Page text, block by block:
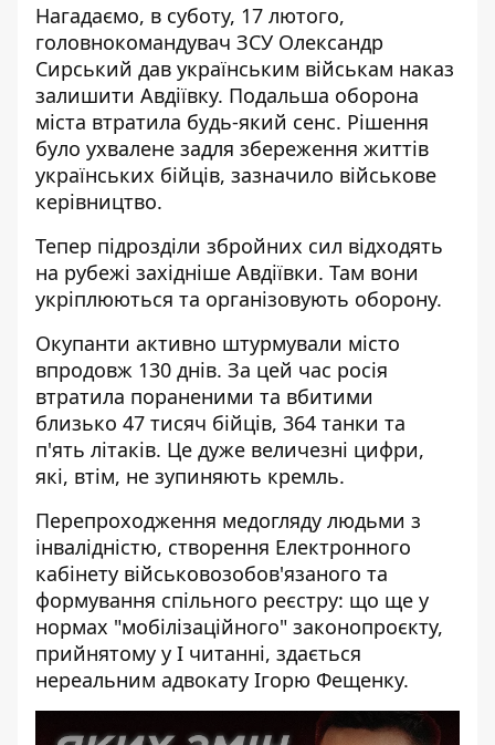
Нагадаємо, в суботу, 17 лютого,
головнокомандувач ЗСУ Олександр
Сирський дав українським військам наказ
залишити Авдіївку. Подальша оборона
міста втратила будь-який сенс. Рішення
було ухвалене задля збереження життів
українських бійців, зазначило військове
керівництво.
Тепер підрозділи збройних сил відходять
на рубежі західніше Авдіївки. Там вони
укріплюються та організовують оборону.
Окупанти активно штурмували місто
впродовж 130 днів. За цей час росія
втратила пораненими та вбитими
близько 47 тисяч бійців, 364 танки та
п'ять літаків. Це дуже величезні цифри,
які, втім, не зупиняють кремль.
Перепроходження медогляду людьми з
інвалідністю, створення Електронного
кабінету військовозобов'язаного та
формування спільного реєстру: що ще у
нормах "мобілізаційного" законопроєкту,
прийнятому у I читанні, здається
нереальним адвокату Ігорю Фещенку.